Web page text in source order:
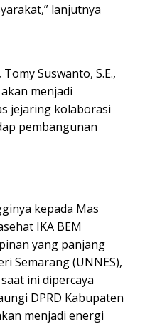
lanjutnya
Suswanto, S.E.,
menjadi
jejaring kolaborasi
pembangunan
kepada Mas
IKA BEM
yang panjang
Semarang (UNNES),
ini dipercaya
DPRD Kabupaten
menjadi energi